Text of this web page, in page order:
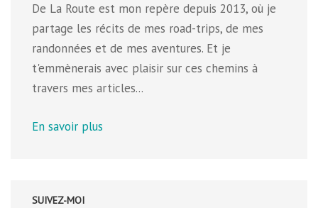
De La Route est mon repère depuis 2013, où je
partage les récits de mes road-trips, de mes
randonnées et de mes aventures. Et je
t'emmènerais avec plaisir sur ces chemins à
travers mes articles...
En savoir plus
SUIVEZ-MOI